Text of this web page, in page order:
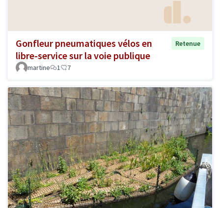
Gonfleur pneumatiques vélos en
libre-service sur la voie publique
Retenue
martine 1 7